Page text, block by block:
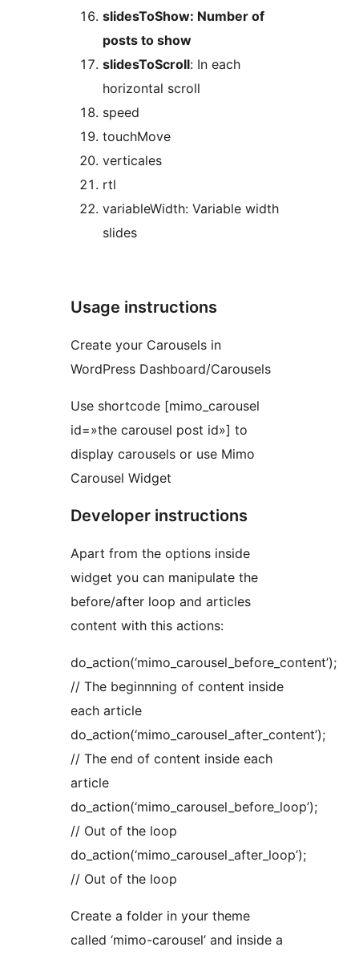
slidesToShow: Number of
posts to show
slidesToScroll: In each
horizontal scroll
speed
touchMove
verticales
rtl
variableWidth: Variable width
slides
Usage instructions
Create your Carousels in
WordPress Dashboard/Carousels
Use shortcode [mimo_carousel
id=»the carousel post id»] to
display carousels or use Mimo
Carousel Widget
Developer instructions
Apart from the options inside
widget you can manipulate the
before/after loop and articles
content with this actions:
do_action(‘mimo_carousel_before_content’);
// The beginnning of content inside
each article
do_action(‘mimo_carousel_after_content’);
// The end of content inside each
article
do_action(‘mimo_carousel_before_loop’);
// Out of the loop
do_action(‘mimo_carousel_after_loop’);
// Out of the loop
Create a folder in your theme
called ‘mimo-carousel’ and inside a